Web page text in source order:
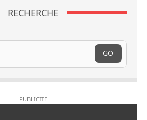
RECHERCHE
GO